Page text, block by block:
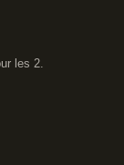
les 2.